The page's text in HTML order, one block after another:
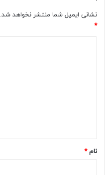
نشانی ایمیل شما منتشر نخواهد شد.
*
نام*